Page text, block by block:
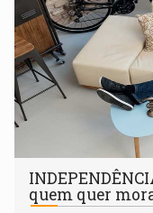
quem quer